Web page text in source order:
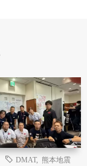
DMAT, 熊本地震